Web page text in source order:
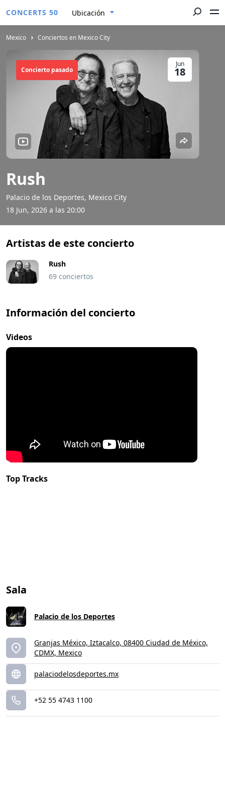
CONCERTS 50 Ubicación
Mexico Conciertos en Mexico City
Rush
18 Jun, 2026 a las 20:00
Palacio de los Deportes, Mexico City
Jun
18
Concierto pasado
Artistas de este concierto
Rush
69 conciertos
Información del concierto
Videos
Top Tracks
Sala
Palacio de los Deportes
Granjas México, Iztacalco, 08400 Ciudad de México,
CDMX, Mexico
palaciodelosdeportes.mx
+52 55 4743 1100